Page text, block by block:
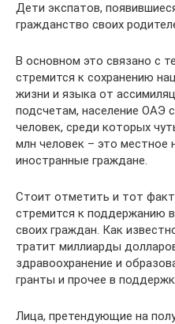
Дети экспатов,
гражданство своих
В основном это связано с
стремится к сохранению
жизни и языка от
подсчетам, население ОАЭ
человек, среди которых
млн человек – это местное
иностранные граждане.
Стоит отметить и тот
стремится к поддержанию
своих граждан. Как
тратит миллиарды
здравоохранение и
гранты и прочее в
Лица, претендующие на